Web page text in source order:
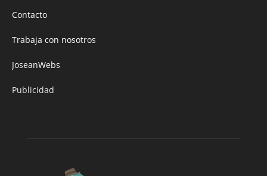
Contacto
Trabaja con nosotros
JoseanWebs
Publicidad